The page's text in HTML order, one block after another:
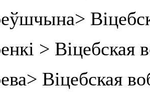
> Віцебская
Віцебская